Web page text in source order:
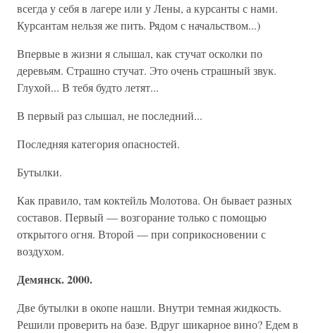
всегда у себя в лагере или у Лены, а курсанты с нами.
Курсантам нельзя же пить. Рядом с начальством...)
Впервые в жизни я слышал, как стучат осколки по
деревьям. Страшно стучат. Это очень страшный звук.
Глухой... В тебя будто летят...
В первый раз слышал, не последний...
Последняя категория опасностей.
Бутылки.
Как правило, там коктейль Молотова. Он бывает разных
составов. Первый — возгорание только с помощью
открытого огня. Второй — при соприкосновении с
воздухом.
Демянск. 2000.
Две бутылки в окопе нашли. Внутри темная жидкость.
Решили проверить на базе. Вдруг шикарное вино? Едем в